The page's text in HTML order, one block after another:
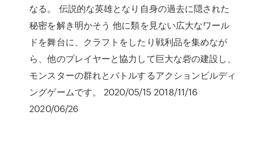
なる。 伝説的な英雄となり自身の過去に隠された
秘密を解き明かそう 他に類を見ない広大なワール
ドを舞台に、クラフトをしたり戦利品を集めなが
ら、他のプレイヤーと協力して巨大な砦の建設し、
モンスターの群れとバトルするアクションビルディ
ングゲームです。 2020/05/15 2018/11/16
2020/06/26